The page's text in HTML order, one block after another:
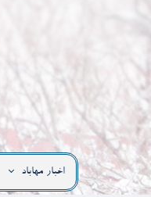
اخبار مهاباد